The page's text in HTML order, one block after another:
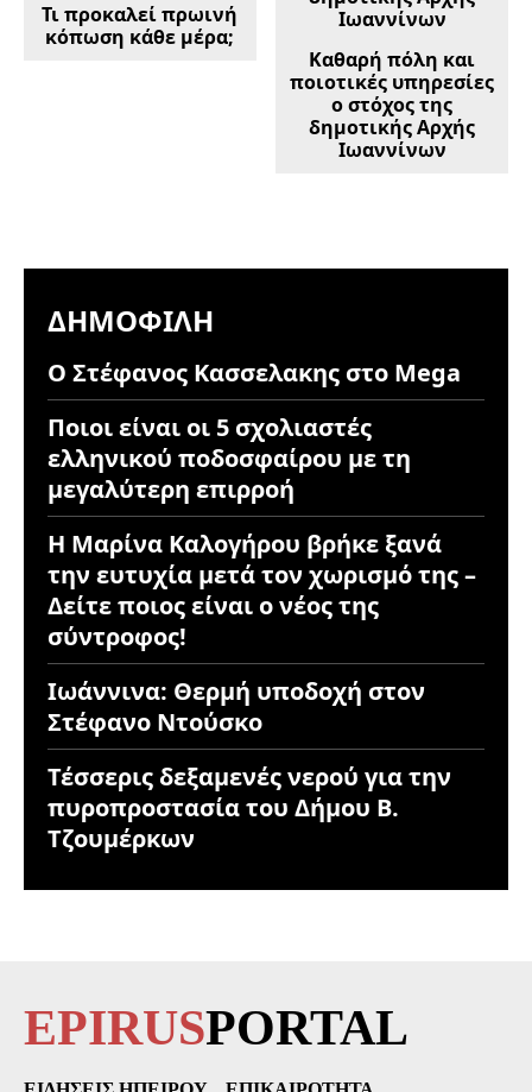
Τι προκαλεί πρωινή
κόπωση κάθε μέρα;
Καθαρή πόλη και
ποιοτικές υπηρεσίες
ο στόχος της
δημοτικής Αρχής
Ιωαννίνων
ΔΗΜΟΦΙΛΉ
Ο Στέφανος Κασσελακης στο Mega
Ποιοι είναι οι 5 σχολιαστές
ελληνικού ποδοσφαίρου με τη
μεγαλύτερη επιρροή
Η Μαρίνα Καλογήρου βρήκε ξανά
την ευτυχία μετά τον χωρισμό της –
Δείτε ποιος είναι ο νέος της
σύντροφος!
Ιωάννινα: Θερμή υποδοχή στον
Στέφανο Ντούσκο
Τέσσερις δεξαμενές νερού για την
πυροπροστασία του Δήμου Β.
Τζουμέρκων
EPIRUSPORTAL